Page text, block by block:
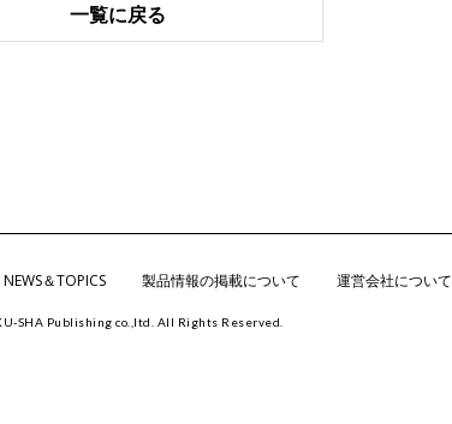
一覧に戻る
NEWS＆TOPICS 製品情報の掲載について 運営会社について
SHA Publishing co.,ltd. All Rights Reserved.